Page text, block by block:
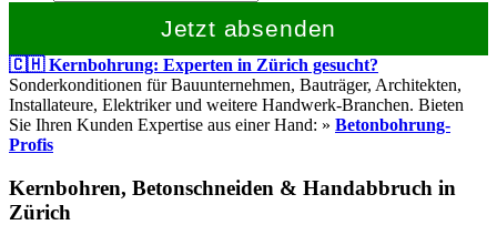
Jetzt absenden
🇨🇭 Kernbohrung: Experten in Zürich gesucht?
Sonderkonditionen für Bauunternehmen, Bauträger, Architekten,
Installateure, Elektriker und weitere Handwerk-Branchen. Bieten
Sie Ihren Kunden Expertise aus einer Hand: » Betonbohrung-
Profis
Kernbohren, Betonschneiden & Handabbruch in
Zürich